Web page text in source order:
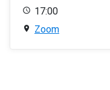
17:00
Zoom